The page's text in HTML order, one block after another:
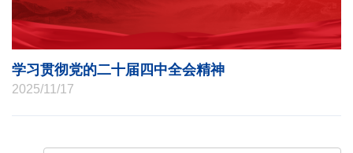
学习贯彻党的二十届四中全会精神
2025/11/17